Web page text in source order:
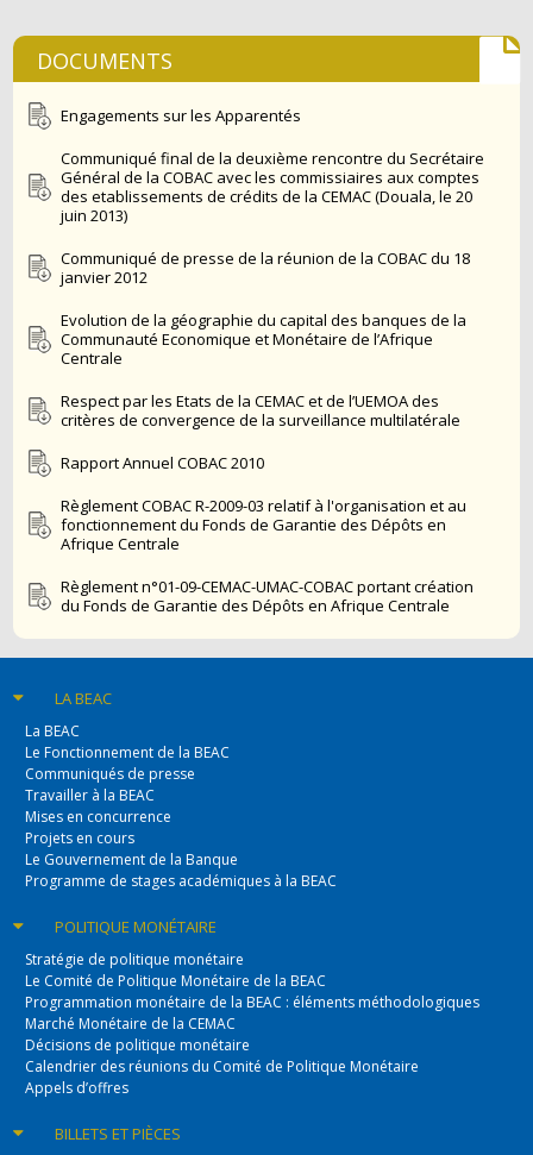
DOCUMENTS
Engagements sur les Apparentés
Communiqué final de la deuxième rencontre du Secrétaire
Général de la COBAC avec les commissiaires aux comptes
des etablissements de crédits de la CEMAC (Douala, le 20
juin 2013)
Communiqué de presse de la réunion de la COBAC du 18
janvier 2012
Evolution de la géographie du capital des banques de la
Communauté Economique et Monétaire de l’Afrique
Centrale
Respect par les Etats de la CEMAC et de l’UEMOA des
critères de convergence de la surveillance multilatérale
Rapport Annuel COBAC 2010
Règlement COBAC R-2009-03 relatif à l'organisation et au
fonctionnement du Fonds de Garantie des Dépôts en
Afrique Centrale
Règlement n°01-09-CEMAC-UMAC-COBAC portant création
du Fonds de Garantie des Dépôts en Afrique Centrale
LA BEAC
La BEAC
Le Fonctionnement de la BEAC
Communiqués de presse
Travailler à la BEAC
Mises en concurrence
Projets en cours
Le Gouvernement de la Banque
Programme de stages académiques à la BEAC
POLITIQUEMONÉTAIRE
Stratégie de politique monétaire
Le Comité de Politique Monétaire de la BEAC
Programmation monétaire de la BEAC : éléments méthodologiques
Marché Monétaire de la CEMAC
Décisions de politique monétaire
Calendrier des réunions du Comité de Politique Monétaire
Appels d’offres
BILLETSET PIÈCES